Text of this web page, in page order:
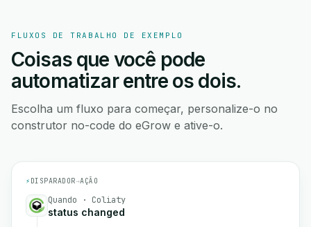
FLUXOS DE TRABALHO DE EXEMPLO
Coisas que você pode
automatizar entre os dois.
Escolha um fluxo para começar, personalize-o no
construtor no-code do eGrow e ative-o.
⚡ DISPARADOR→AÇÃO
Quando · Coliaty
status changed